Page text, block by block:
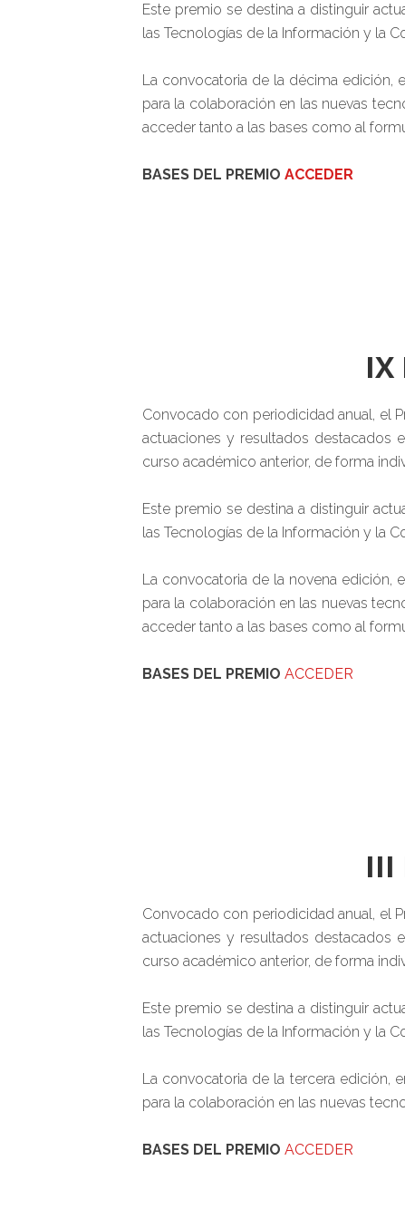
Este premio se destina a distinguir
las Tecnologías de la Información y la
La convocatoria de la décima edición,
para la colaboración en las nuevas
acceder tanto a las bases como al
BASES DEL PREMIO ACCEDER
IX
Convocado con periodicidad anual, el
actuaciones y resultados destacados
curso académico anterior, de forma
Este premio se destina a distinguir
las Tecnologías de la Información y la
La convocatoria de la novena edición,
para la colaboración en las nuevas
acceder tanto a las bases como al
BASES DEL PREMIO ACCEDER
III
Convocado con periodicidad anual, el
actuaciones y resultados destacados
curso académico anterior, de forma
Este premio se destina a distinguir
las Tecnologías de la Información y la
La convocatoria de la tercera edición,
para la colaboración en las nuevas
BASES DEL PREMIO ACCEDER